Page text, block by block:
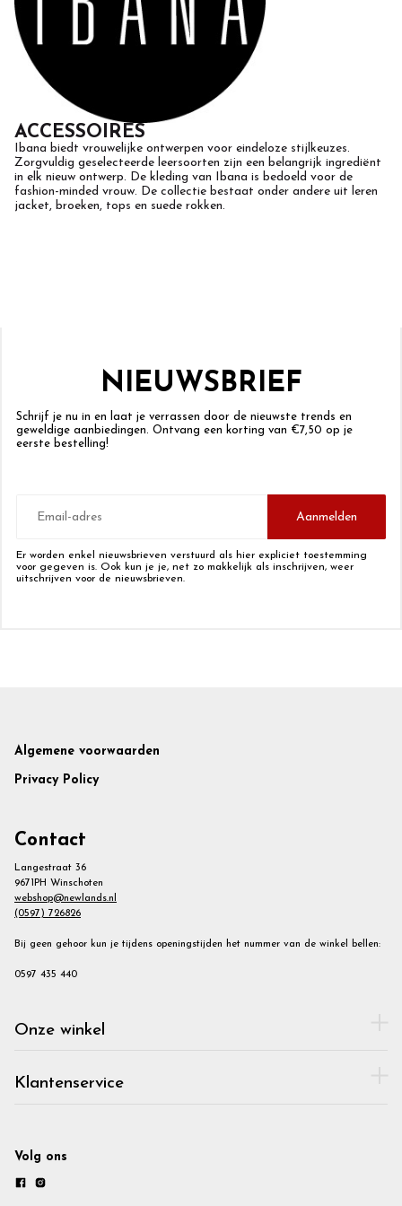
ACCESSOIRES
Ibana biedt vrouwelijke ontwerpen voor eindeloze stijlkeuzes.
Zorgvuldig geselecteerde leersoorten zijn een belangrijk ingrediënt
in elk nieuw ontwerp. De kleding van Ibana is bedoeld voor de
fashion-minded vrouw. De collectie bestaat onder andere uit leren
jacket, broeken, tops en suede rokken.
NIEUWSBRIEF
Schrijf je nu in en laat je verrassen door de nieuwste trends en
geweldige aanbiedingen. Ontvang een korting van €7,50 op je
eerste bestelling!
mailadres
Aanmelden
Er worden enkel nieuwsbrieven verstuurd als hier expliciet toestemming
voor gegeven is. Ook kun je je, net zo makkelijk als inschrijven, weer
uitschrijven voor de nieuwsbrieven.
Footer
Algemene voorwaarden
Privacy Policy
Contact
Langestraat 36
9671PH Winschoten
webshop@newlands.nl
(0597) 726826
Bij geen gehoor kun je tijdens openingstijden het nummer van de winkel bellen:
0597 435 440
Onze winkel
Klantenservice
Volg ons